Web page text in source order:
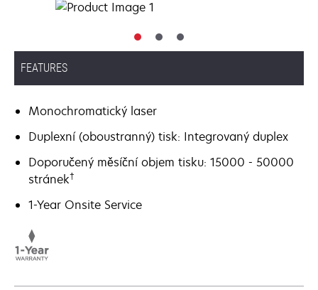
FEATURES
Monochromatický laser
Duplexní (oboustranný) tisk: Integrovaný duplex
Doporučený měsíční objem tisku: 15000 - 50000
stránek†
1-Year Onsite Service